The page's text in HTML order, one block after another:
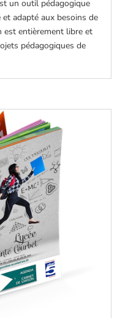
un outil pédagogique
adapté aux besoins de
est entièrement libre et
pédagogiques de